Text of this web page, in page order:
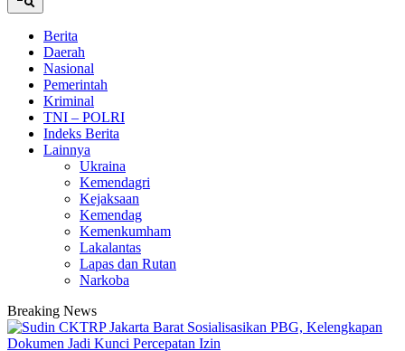
Berita
Daerah
Nasional
Pemerintah
Kriminal
TNI – POLRI
Indeks Berita
Lainnya
Ukraina
Kemendagri
Kejaksaan
Kemendag
Kemenkumham
Lakalantas
Lapas dan Rutan
Narkoba
Breaking News